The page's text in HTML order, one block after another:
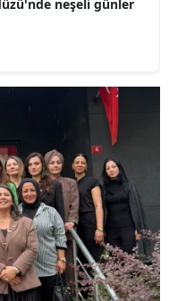
neşeli günler